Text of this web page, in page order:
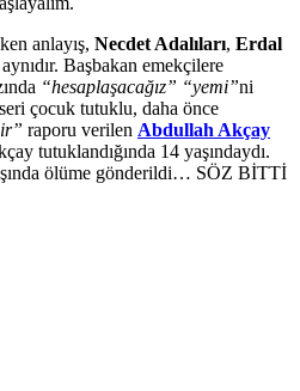
anlayış, Necdet Adalıları, Erdal
Başbakan emekçilere
“hesaplaşacağız” “yemi”ni
çocuk tutuklu, daha önce
raporu verilen Abdullah Akçay
tutuklandığında 14 yaşındaydı.
ölüme gönderildi… SÖZ BİTTİ